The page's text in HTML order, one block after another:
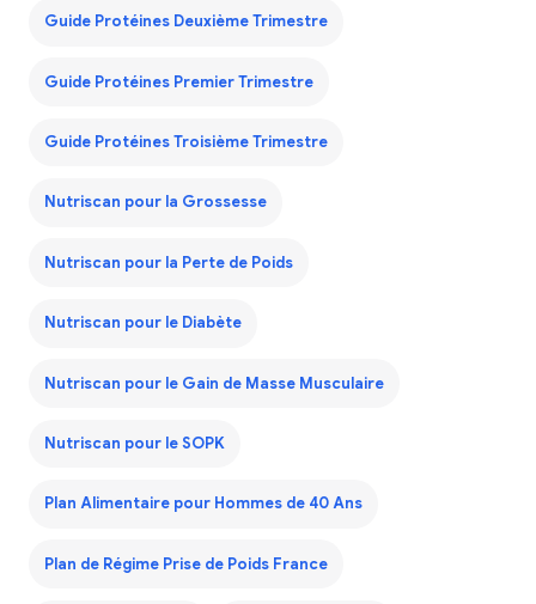
Guide Protéines Deuxième Trimestre
Guide Protéines Premier Trimestre
Guide Protéines Troisième Trimestre
Nutriscan pour la Grossesse
Nutriscan pour la Perte de Poids
Nutriscan pour le Diabète
Nutriscan pour le Gain de Masse Musculaire
Nutriscan pour le SOPK
Plan Alimentaire pour Hommes de 40 Ans
Plan de Régime Prise de Poids France